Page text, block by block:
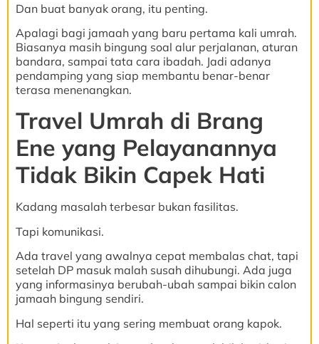
Dan buat banyak orang, itu penting.
Apalagi bagi jamaah yang baru pertama kali umrah.
Biasanya masih bingung soal alur perjalanan, aturan
bandara, sampai tata cara ibadah. Jadi adanya
pendamping yang siap membantu benar-benar
terasa menenangkan.
Travel Umrah di Brang
Ene yang Pelayanannya
Tidak Bikin Capek Hati
Kadang masalah terbesar bukan fasilitas.
Tapi komunikasi.
Ada travel yang awalnya cepat membalas chat, tapi
setelah DP masuk malah susah dihubungi. Ada juga
yang informasinya berubah-ubah sampai bikin calon
jamaah bingung sendiri.
Hal seperti itu yang sering membuat orang kapok.